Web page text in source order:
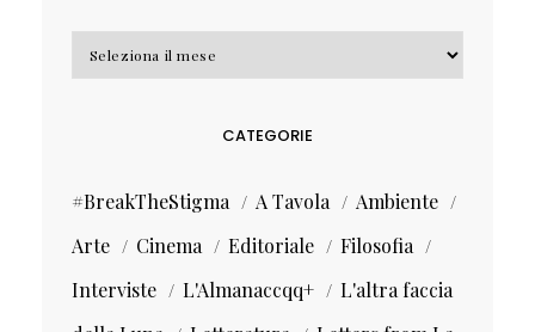
Archivi
CATEGORIE
#BreakTheStigma A Tavola
Ambiente
Arte
Cinema Editoriale
Filosofia
Interviste
L'Almanaccqq+
L'altra faccia